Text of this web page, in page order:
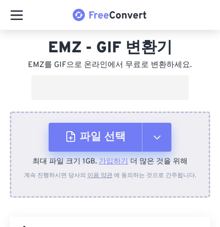
EMZ - GIF 변환기
EMZ를 GIF으로 온라인에서 무료로 변환하세요.
파일 선택
장치에서
최대 파일 크기 1GB. 가입하기 더 많은 것을 위해
계속 진행하시면 당사의 이용 약관에 동의하는 것으로 간주됩니다.